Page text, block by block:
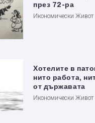
през 72-ра
Икономически Живот
Хотелите в
нито работа,
от държавата
Икономически Живот